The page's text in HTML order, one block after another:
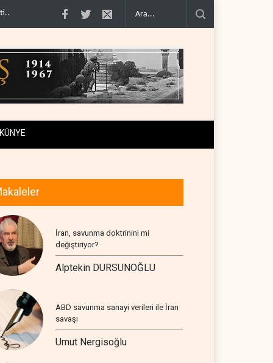
.. İsrail, beyin göçünde rekora koşuyor.. Kolombiya kartelleri
KÜNYE
İran, savunma doktrinini mi
değiştiriyor?
Alptekin DURSUNOĞLU
ABD savunma sanayi verileri ile İran
savaşı
Umut Nergisoğlu